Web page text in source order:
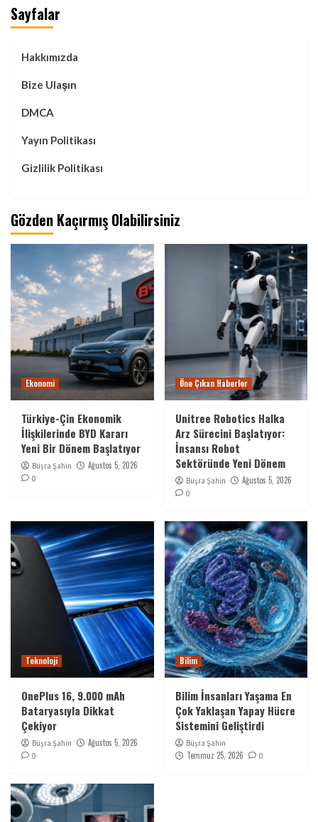
Sayfalar
Hakkımızda
Bize Ulaşın
DMCA
Yayın Politikası
Gizlilik Politikası
Gözden Kaçırmış Olabilirsiniz
Ekonomi
Türkiye-Çin Ekonomik
İlişkilerinde BYD Kararı
Yeni Bir Dönem Başlatıyor
Büşra Şahin Ağustos 5, 2026
0
Öne Çıkan Haberler
Unitree Robotics Halka
Arz Sürecini Başlatıyor:
İnsansı Robot
Sektöründe Yeni Dönem
Büşra Şahin Ağustos 5, 2026
0
Teknoloji
OnePlus 16, 9.000 mAh
Bataryasıyla Dikkat
Çekiyor
Büşra Şahin Ağustos 5, 2026
0
Bilim
Bilim İnsanları Yaşama En
Çok Yaklaşan Yapay Hücre
Sistemini Geliştirdi
Büşra Şahin
Temmuz 25, 2026 0